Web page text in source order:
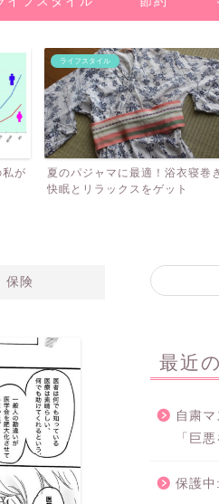
ライフスタイル
夏のパジャマに最適！浴衣寝巻きで
快眠とリラックスをゲット
保険
ミニマリスト
最近
自粛
「巨
保護